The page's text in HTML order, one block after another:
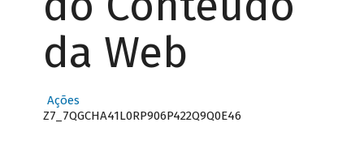
da Web
Ações
Z7_7QGCHA41L0RP906P422Q9Q0E46